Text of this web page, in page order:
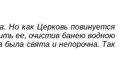
Но как Церковь повинуется
ее, очистив банею водною
свята и непорочна. Так